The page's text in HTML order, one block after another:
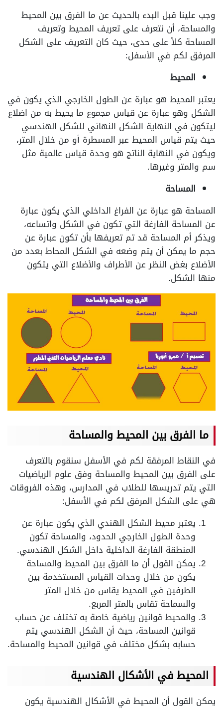
وجب علينا قبل البدء بالحديث عن ما الفرق بين المحيط
والمساحة، أن نتعرف على تعريف المحيط وتعريف
المساحة كلاً على حدى، حيث كان التعريف على الشكل
المرفق لكم في الأسفل:
المحيط
يعتبر المحيط هو عبارة عن الطول الخارجي الذي يكون في
الشكل وهو عبارة عن قياس مجموع ما يحيط به من اضلاع
ليتكون في النهاية الشكل النهائي للشكل الهندسي
حيث يتم قياس المحيط عبر المسطرة أو من خلال المتر،
ويكون في النهاية الناتج هو وحدة قياس عالمية مثل
سم والمتر وغيرها.
المساحة
المساحة هو عبارة عن الفراغ الداخلي الذي يكون عبارة
عن المساحة الفارغة التي تكون في الشكل واتساعه،
ويذكر أم المساحة قد تم تعريفها بأن تكون عبارة عن
حجم ما يمكن أن يتم وضعه في الشكل المحاط بعدد من
الأضلاع بغض النظر عن الأطراف والأضلاع التي يتكون
منها الشكل.
ما الفرق بين المحيط والمساحة
في النقاط المرفقة لكم في الأسفل سنقوم بالتعرف
على الفرق بين المحيط والمساحة وفق علوم الرياضيات
التي يتم تدريسها للطلاب في المدارس، وهذه الفروقات
هي على الشكل المرفق لكم في الأسفل:
يعتبر محيط الشكل الهندي الذي يكون عبارة عن
وحدة الطول الخارجي الحدود، والمساحة تكون
المنطقة الفارغة الداخلية داخل الشكل الهندسي.
يمكن القول أن ما الفرق بين المحيط والمساحة
يكون من خلال وحدات القياس المستخدمة بين
الطرفين في المحيط يقاس من خلال المتر
والسماحة تقاس بالمتر المربع.
والمحيط قوانين رياضية خاصة به تختلف عن حساب
قوانين المساحة، حيث أن الشكل الهندسي يتم
حسابه بشكل مختلف في قوانين المحيط والمساحة.
المحيط في الأشكال الهندسية
يمكن القول أن المحيط في الأشكال الهندسية يكون